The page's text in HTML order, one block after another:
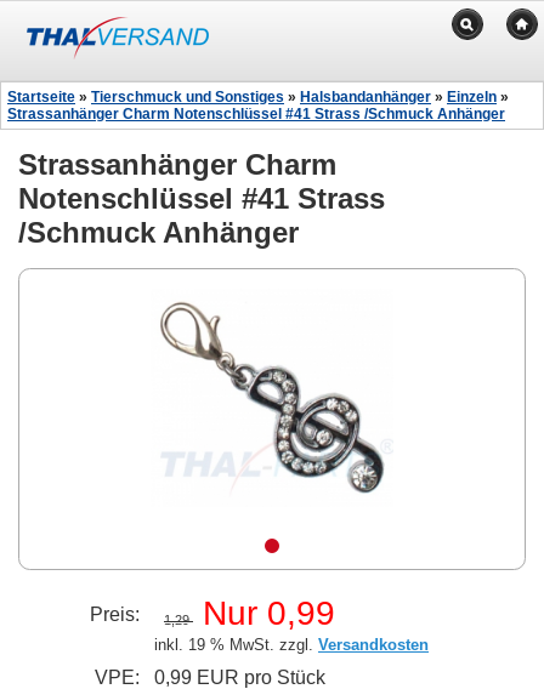
Startseite » Tierschmuck und Sonstiges » Halsbandanhänger » Einzeln »
Strassanhänger Charm Notenschlüssel #41 Strass /Schmuck Anhänger
Strassanhänger Charm
Notenschlüssel #41 Strass
/Schmuck Anhänger
Preis: 1,29 Nur 0,99
inkl. 19 % MwSt. zzgl. Versandkosten
VPE:
0,99 EUR pro Stück